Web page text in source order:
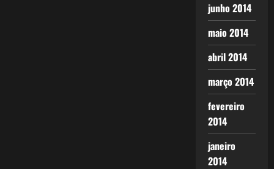
junho 2014
maio 2014
abril 2014
março 2014
fevereiro
2014
janeiro
2014